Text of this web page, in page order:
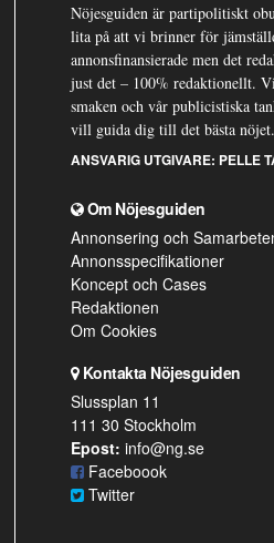
Nöjesguiden är partipolitiskt
lita på att vi brinner för
annonsfinansierade men det
just det – 100% redaktionellt.
smaken och vår publicistiska
vill guida dig till det bästa nöjet.
ANSVARIG UTGIVARE: PELLE
Om Nöjesguiden
Annonsering och
Annonsspecifikationer
Koncept och Cases
Redaktionen
Om Cookies
Kontakta Nöjesguiden
Slussplan 11
111 30 Stockholm
Epost: info@ng.se
Faceboook
Twitter